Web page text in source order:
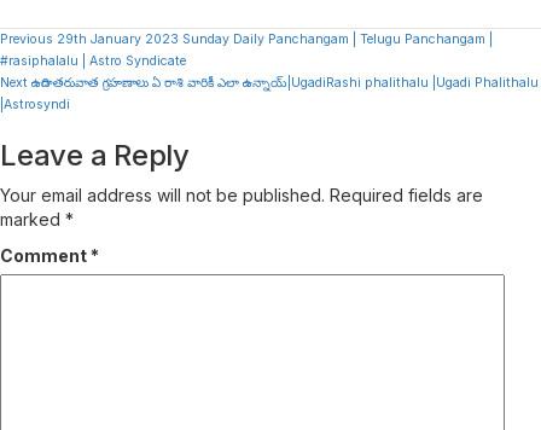
Continue
Reading
Previous 29th January 2023 Sunday Daily Panchangam | Telugu Panchangam |
#rasiphalalu | Astro Syndicate
Next ఉగాది తరువాత గ్రహణాలు ఏ రాశి వారికీ ఎలా ఉన్నాయ్|UgadiRashi phalithalu |Ugadi Phalithalu
|Astrosyndi
Leave a Reply
Your email address will not be published. Required fields are
marked *
Comment *